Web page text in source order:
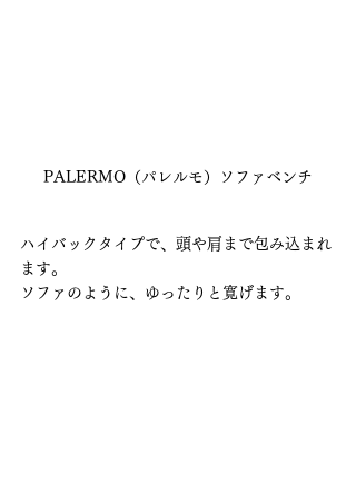
PALERMO（パレルモ）ソファベンチ
ハイバックタイプで、頭や肩まで包み込まれ
ます。
ソファのように、ゆったりと寛げます。